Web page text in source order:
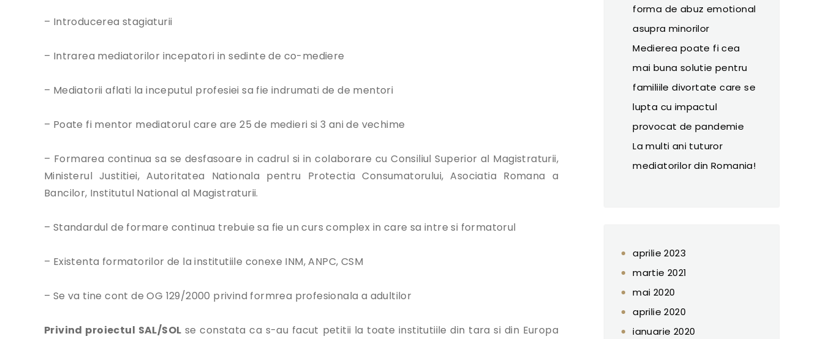
– Introducerea stagiaturii
– Intrarea mediatorilor incepatori in sedinte de co-mediere
– Mediatorii aflati la inceputul profesiei sa fie indrumati de de mentori
– Poate fi mentor mediatorul care are 25 de medieri si 3 ani de vechime
– Formarea continua sa se desfasoare in cadrul si in colaborare cu Consiliul Superior al Magistraturii,
Ministerul Justitiei, Autoritatea Nationala pentru Protectia Consumatorului, Asociatia Romana a
Bancilor, Institutul National al Magistraturii.
– Standardul de formare continua trebuie sa fie un curs complex in care sa intre si formatorul
– Existenta formatorilor de la institutiile conexe INM, ANPC, CSM
– Se va tine cont de OG 129/2000 privind formrea profesionala a adultilor
Privind proiectul SAL/SOL se constata ca s-au facut petitii la toate institutiile din tara si din Europa
forma de abuz emotional
asupra minorilor
Medierea poate fi cea
mai buna solutie pentru
familiile divortate care se
lupta cu impactul
provocat de pandemie
La multi ani tuturor
mediatorilor din Romania!
aprilie 2023
martie 2021
mai 2020
aprilie 2020
ianuarie 2020